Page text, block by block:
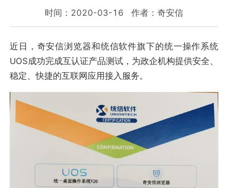
时间：2020-03-16 作者：奇安信
近日，奇安信浏览器和统信软件旗下的统一操作系统
UOS成功完成互认证产品测试，为政企机构提供安全、
稳定、快捷的互联网应用接入服务。